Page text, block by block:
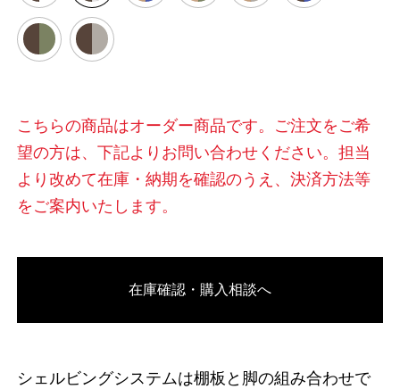
オーク/ホワイト/products/shelving-
system-s-85-1-b?variant=4658461006256821835000
こちらの商品はオーダー商品です。ご注文をご希
望の方は、下記よりお問い合わせください。担当
より改めて在庫・納期を確認のうえ、決済方法等
をご案内いたします。
在庫確認・購入相談へ
シェルビングシステムは棚板と脚の組み合わせで